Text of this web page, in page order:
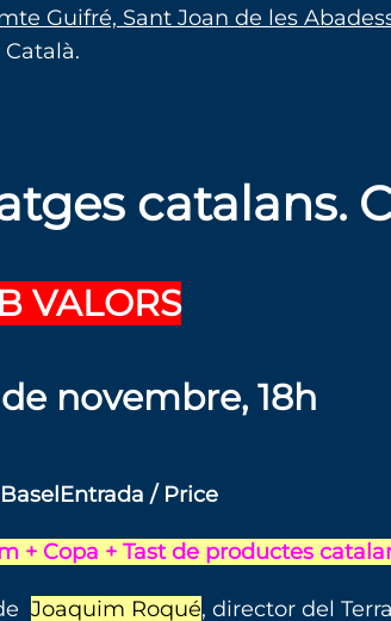
Guifré, Sant Joan de les
catalans.
VALORS
novembre, 18h
/ Price
+ Copa + Tast de productes
Joaquim Roqué, director del